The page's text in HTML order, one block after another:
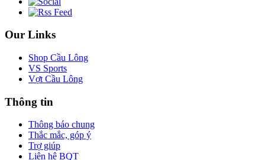
Our Links
Shop Cầu Lông
VS Sports
Vợt Cầu Lông
Thông tin
Thông báo chung
Thắc mắc, góp ý
Trợ giúp
Liên hệ BQT